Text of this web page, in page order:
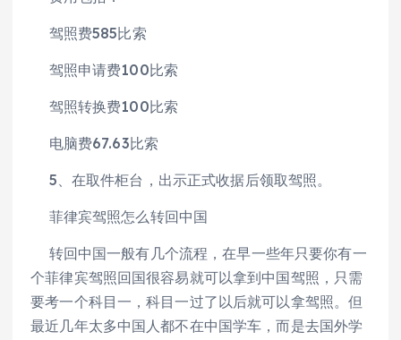
驾照费585比索
驾照申请费100比索
驾照转换费100比索
电脑费67.63比索
5、在取件柜台，出示正式收据后领取驾照。
菲律宾驾照怎么转回中国
转回中国一般有几个流程，在早一些年只要你有一
个菲律宾驾照回国很容易就可以拿到中国驾照，只需
要考一个科目一，科目一过了以后就可以拿驾照。但
最近几年太多中国人都不在中国学车，而是去国外学